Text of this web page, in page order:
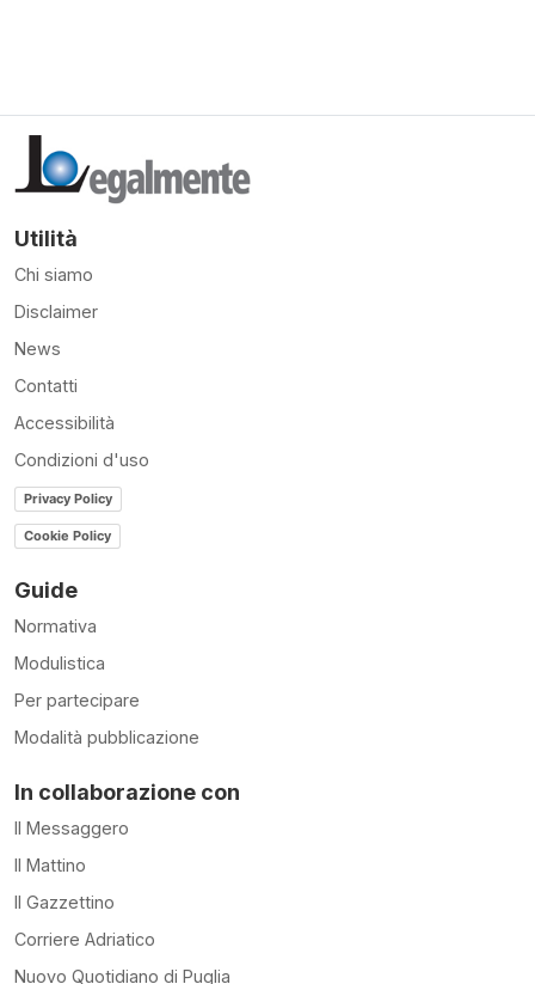
Utilità
Chi siamo
Disclaimer
News
Contatti
Accessibilità
Condizioni d'uso
Privacy Policy
Cookie Policy
Guide
Normativa
Modulistica
Per partecipare
Modalità pubblicazione
In collaborazione con
Il Messaggero
Il Mattino
Il Gazzettino
Corriere Adriatico
Nuovo Quotidiano di Puglia